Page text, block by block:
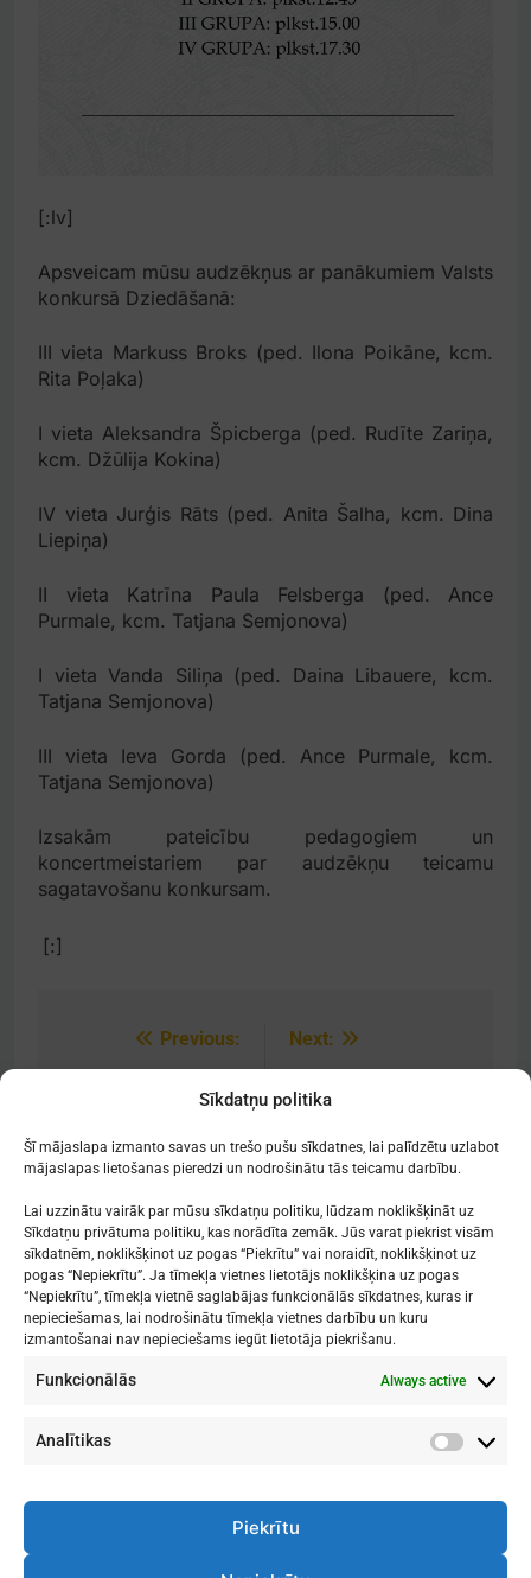
Sīkdatņu politika
Šī mājaslapa izmanto savas un trešo pušu sīkdatnes, lai palīdzētu uzlabot
mājaslapas lietošanas pieredzi un nodrošinātu tās teicamu darbību.
Lai uzzinātu vairāk par mūsu sīkdatņu politiku, lūdzam noklikšķināt uz
Sīkdatņu privātuma politiku, kas norādīta zemāk. Jūs varat piekrist visām
sīkdatnēm, noklikšķinot uz pogas “Piekrītu” vai noraidīt, noklikšķinot uz
pogas “Nepiekrītu”. Ja tīmekļa vietnes lietotājs noklikšķina uz pogas
“Nepiekrītu”, tīmekļa vietnē saglabājas funkcionālās sīkdatnes, kuras ir
nepieciešamas, lai nodrošinātu tīmekļa vietnes darbību un kuru
izmantošanai nav nepieciešams iegūt lietotāja piekrišanu.
Funkcionālās Always active
Analītikas
Piekrītu
[:lv]
Apsveicam mūsu audzēkņus ar panākumiem Valsts
konkursā Dziedāšanā:
III vieta Markuss Broks (ped. Ilona Poikāne, kcm.
Rita Poļaka)
I vieta Aleksandra Špicberga (ped. Rudīte Zariņa,
kcm. Džūlija Kokina)
IV vieta Jurģis Rāts (ped. Anita Šalha, kcm. Dina
Liepiņa)
II vieta Katrīna Paula Felsberga (ped. Ance
Purmale, kcm. Tatjana Semjonova)
I vieta Vanda Siliņa (ped. Daina Libauere, kcm.
Tatjana Semjonova)
III vieta Ieva Gorda (ped. Ance Purmale, kcm.
Tatjana Semjonova)
Izsakām pateicību pedagogiem un
koncertmeistariem par audzēkņu teicamu
sagatavošanu konkursam.
[:]
Previous:
stipendijas[:]
Next:
Latvijas Radio
korim[:]
Mākslu izglītības kompetences centrs
"Nacionālā Mākslu vidusskola"
RĪGAS DOMA KORA SKOLA
1. - 9. klases
Rīga, LV-1010